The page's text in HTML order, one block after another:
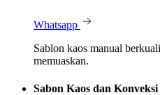
Whatsapp
Sablon kaos manual
memuaskan.
Sabon Kaos dan